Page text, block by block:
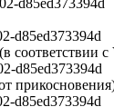
d85ed373394d
соответствии
d85ed373394d
d85ed373394d